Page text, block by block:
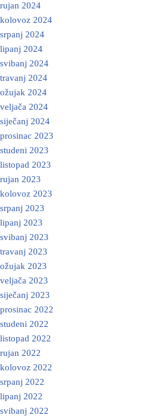
rujan 2024
kolovoz 2024
srpanj 2024
lipanj 2024
svibanj 2024
travanj 2024
ožujak 2024
veljača 2024
siječanj 2024
prosinac 2023
studeni 2023
listopad 2023
rujan 2023
kolovoz 2023
srpanj 2023
lipanj 2023
svibanj 2023
travanj 2023
ožujak 2023
veljača 2023
siječanj 2023
prosinac 2022
studeni 2022
listopad 2022
rujan 2022
kolovoz 2022
srpanj 2022
lipanj 2022
svibanj 2022